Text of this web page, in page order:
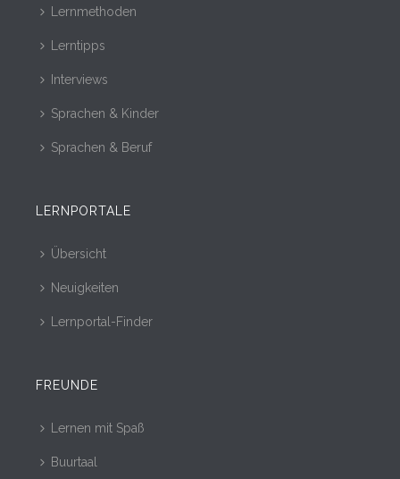
Lernmethoden
Lerntipps
Interviews
Sprachen & Kinder
Sprachen & Beruf
LERNPORTALE
Übersicht
Neuigkeiten
Lernportal-Finder
FREUNDE
Lernen mit Spaß
Buurtaal